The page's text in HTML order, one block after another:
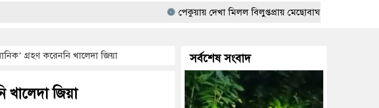
পেকুয়ায় দেখা মিলল বিলুপ্তপ্রায় মেছোবাঘ, জনমনে আতঙ্ক
গ্রহণ করেননি খালেদা জিয়া
খালেদা জিয়া
সর্বশেষ সংবাদ